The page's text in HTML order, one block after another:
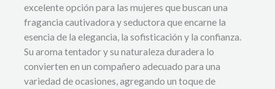
excelente opción para las mujeres que buscan una
fragancia cautivadora y seductora que encarne la
esencia de la elegancia, la sofisticación y la confianza.
Su aroma tentador y su naturaleza duradera lo
convierten en un compañero adecuado para una
variedad de ocasiones, agregando un toque de